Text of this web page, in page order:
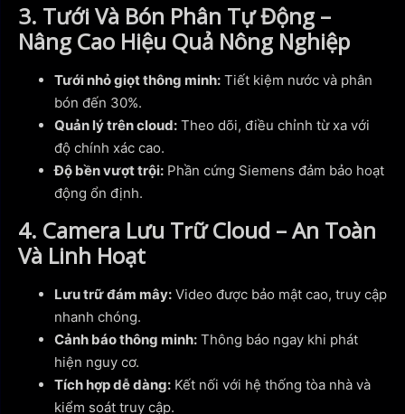
3. Tưới Và Bón Phân Tự Động –
Nâng Cao Hiệu Quả Nông Nghiệp
Tưới nhỏ giọt thông minh: Tiết kiệm nước và phân
bón đến 30%.
Quản lý trên cloud: Theo dõi, điều chỉnh từ xa với
độ chính xác cao.
Độ bền vượt trội: Phần cứng Siemens đảm bảo hoạt
động ổn định.
4. Camera Lưu Trữ Cloud – An Toàn
Và Linh Hoạt
Lưu trữ đám mây: Video được bảo mật cao, truy cập
nhanh chóng.
Cảnh báo thông minh: Thông báo ngay khi phát
hiện nguy cơ.
Tích hợp dễ dàng: Kết nối với hệ thống tòa nhà và
kiểm soát truy cập.